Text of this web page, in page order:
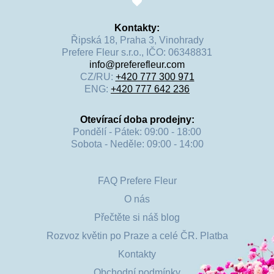
cashback, který můžete při registraci na
našem webu využít formou slev na další objednávky.
Každá oslava lásky bude díky této jedinečné vazbě
nezapomenutelným zážitkem.
Kontakty:
Řipská 18, Praha 3, Vinohrady
Prefere Fleur s.r.o., IČO: 06348831
info@preferefleur.com
CZ/RU: +420 777 300 971
ENG: +420 777 642 236
Otevírací doba prodejny:
Pondělí - Pátek: 09:00 - 18:00
Sobota - Neděle: 09:00 - 14:00
FAQ Prefere Fleur
O nás
Přečtěte si náš blog
Rozvoz květin po Praze a celé ČR. Platba
Kontakty